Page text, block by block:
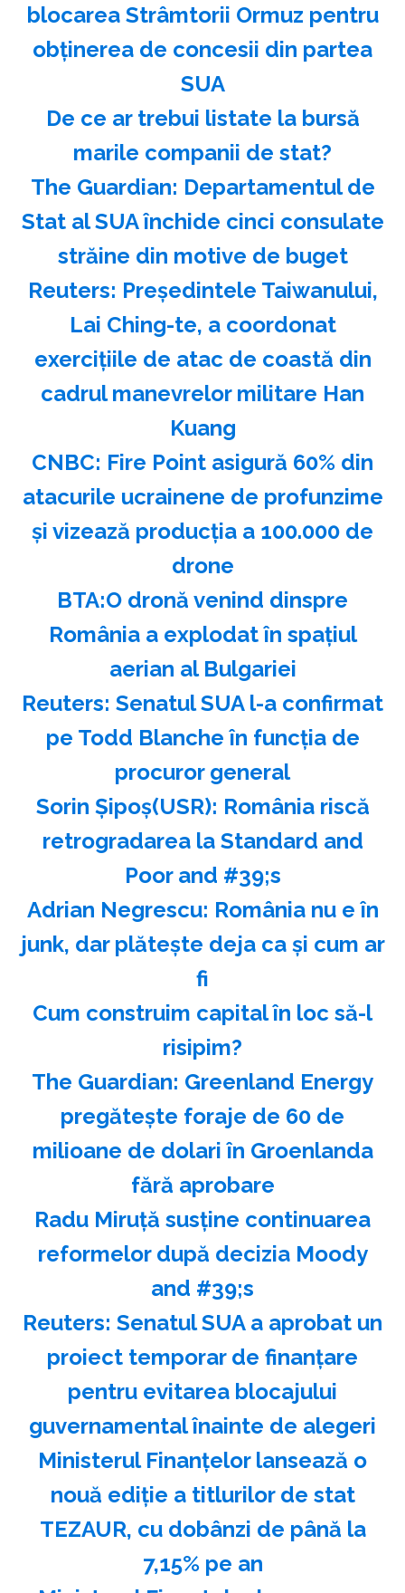
blocarea Strâmtorii Ormuz pentru
obţinerea de concesii din partea
SUA
️De ce ar trebui listate la bursă
marile companii de stat?
The Guardian: Departamentul de
Stat al SUA închide cinci consulate
străine din motive de buget
Reuters: Preşedintele Taiwanului,
Lai Ching-te, a coordonat
exerciţiile de atac de coastă din
cadrul manevrelor militare Han
Kuang
CNBC: Fire Point asigură 60% din
atacurile ucrainene de profunzime
şi vizează producţia a 100.000 de
drone
BTA:O dronă venind dinspre
România a explodat în spaţiul
aerian al Bulgariei
Reuters: Senatul SUA l-a confirmat
pe Todd Blanche în funcţia de
procuror general
Sorin Şipoş(USR): România riscă
retrogradarea la Standard and
Poor and #39;s
Adrian Negrescu: România nu e în
junk, dar plăteşte deja ca şi cum ar
fi
Cum construim capital în loc să-l
risipim?
The Guardian: Greenland Energy
pregăteşte foraje de 60 de
milioane de dolari în Groenlanda
fără aprobare
Radu Miruţă susţine continuarea
reformelor după decizia Moody
and #39;s
Reuters: Senatul SUA a aprobat un
proiect temporar de finanţare
pentru evitarea blocajului
guvernamental înainte de alegeri
Ministerul Finanţelor lansează o
nouă ediţie a titlurilor de stat
TEZAUR, cu dobânzi de până la
7,15% pe an